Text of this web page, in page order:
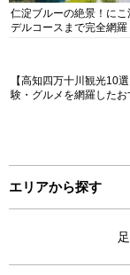
仁淀ブルーの絶景！に
デルコースまで完全網羅
【高知四万十川観光10
験・グルメを網羅したお
エリアから探す